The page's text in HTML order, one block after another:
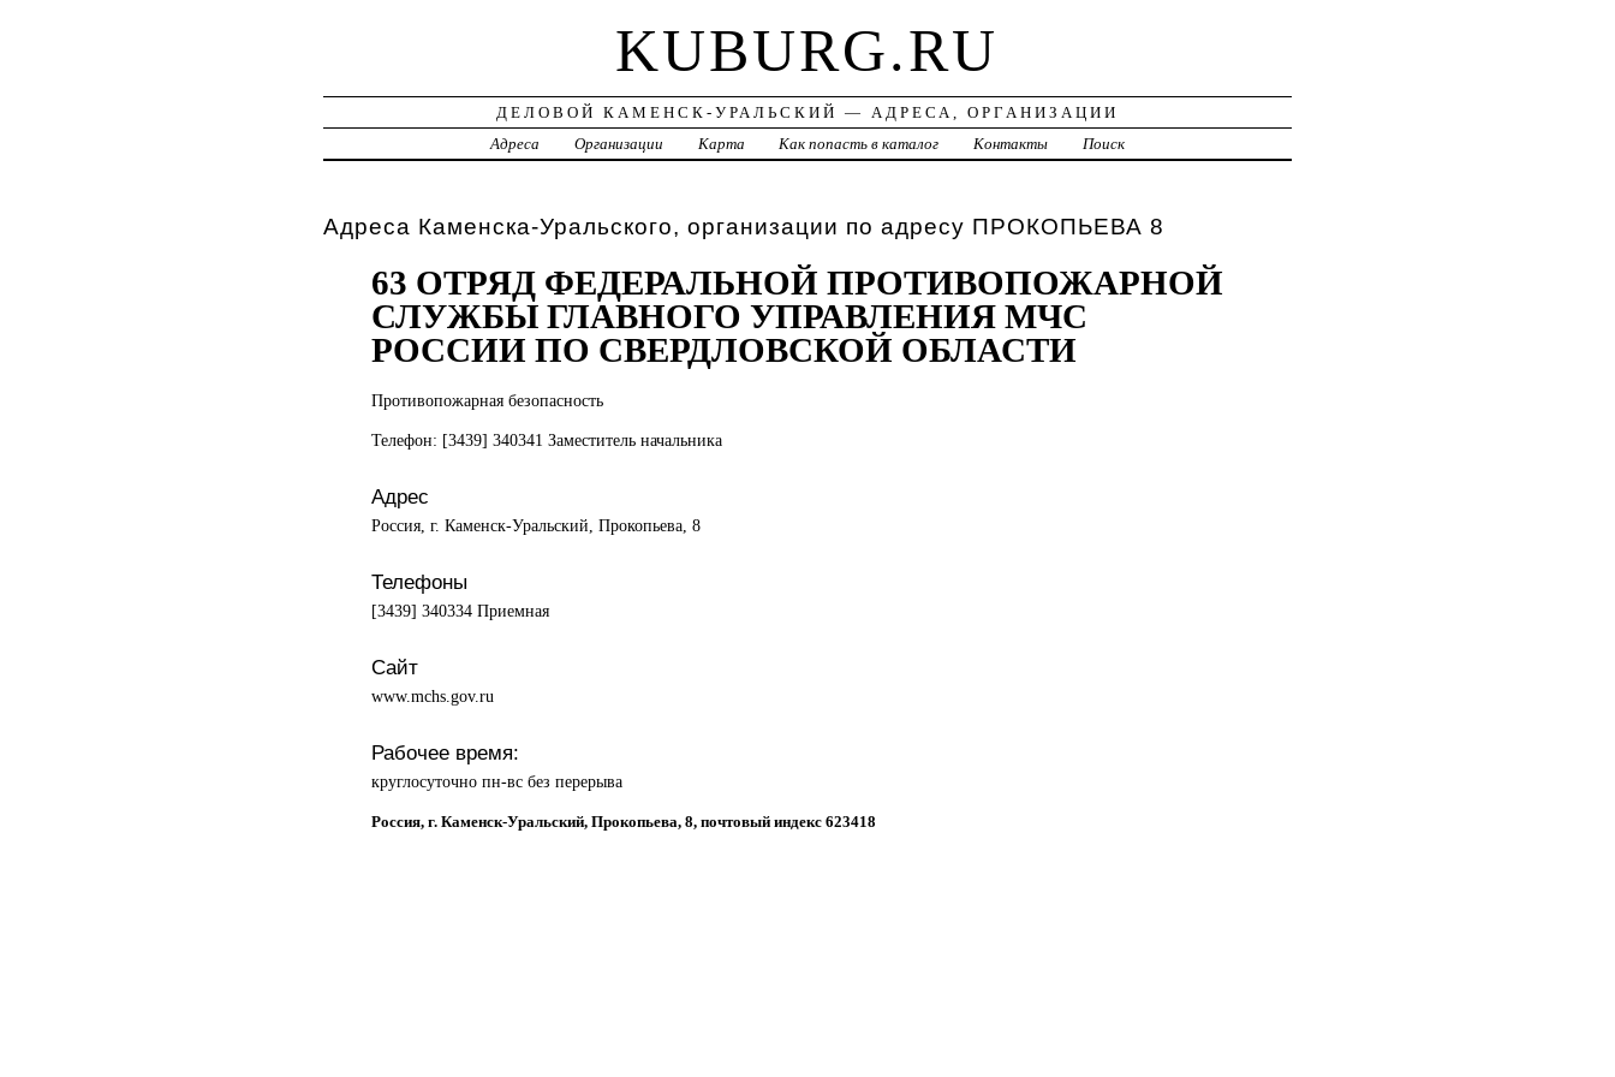
KUBURG.RU
ДЕЛОВОЙ КАМЕНСК-УРАЛЬСКИЙ — АДРЕСА, ОРГАНИЗАЦИИ
Адреса
Организации Карта Как попасть в каталог Контакты Поиск
Адреса Каменска-Уральского, организации по адресу ПРОКОПЬЕВА 8
63 ОТРЯД ФЕДЕРАЛЬНОЙ ПРОТИВОПОЖАРНОЙ
СЛУЖБЫ ГЛАВНОГО УПРАВЛЕНИЯ МЧС
РОССИИ ПО СВЕРДЛОВСКОЙ ОБЛАСТИ
Противопожарная безопасность
Телефон: [3439] 340341 Заместитель начальника
Адрес
Россия, г. Каменск-Уральский, Прокопьева, 8
Телефоны
[3439] 340334 Приемная
Сайт
www.mchs.gov.ru
Рабочее время:
круглосуточно пн-вс без перерыва
Россия, г. Каменск-Уральский, Прокопьева, 8, почтовый индекс 623418